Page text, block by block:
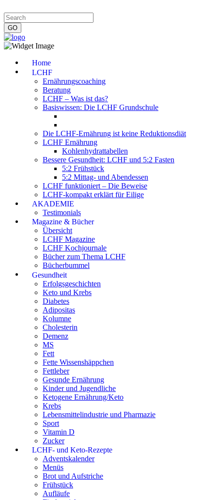
Home
LCHF
Ernährungscoaching
Beratung
LCHF – Was ist das?
Basiswissen: Die LCHF Grundschule
Die LCHF-Ernährung ist keine Reduktionsdiät
LCHF Ernährung
Kohlenhydrattabellen
Bessere Gesundheit: LCHF und 5:2 Fasten
5:2 Frühstück
5:2 Mittag- und Abendessen
LCHF funktioniert – Die Beweise
LCHF-kompakt erklärt für Eilige
AKADEMIE
Testimonials
Magazine & Bücher
Übersicht
LCHF Magazine
LCHF Kochjournale
Bücher zum Thema LCHF
Bücherbummel
Gesundheit
Erfolgsgeschichten
Keto und Krebs
Diabetes
Adipositas
Kolumne
Cholesterin
Demenz
MS
Fett
Fette Wissenshäppchen
Fettleber
Gesunde Ernährung
Kinder und Jugendliche
Ketogene Ernährung/Keto
Krebs
Lebensmittelindustrie und Pharmazie
Sport
Vitamin D
Zucker
LCHF- und Keto-Rezepte
Adventskalender
Menüs
Brot und Aufstriche
Frühstück
Aufläufe